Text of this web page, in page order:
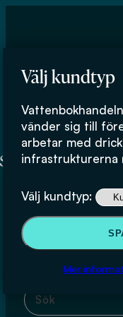
Välj kundtyp
vänder sig till
arbetar med
infrastrukturerna
Välj kundtyp:
Mer
Joakim
Sök & filtrera
Sök med fritext